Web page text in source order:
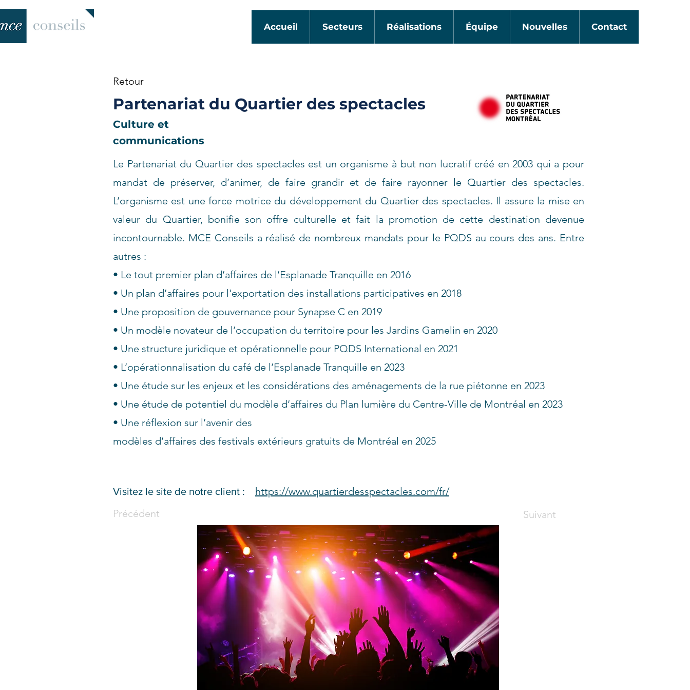
Accueil Secteurs Réalisations Équipe Nouvelles Contact
Retour
Partenariat du Quartier des spectacles
Culture et
communications
Le Partenariat du Quartier des spectacles est un organisme à but non lucratif créé en 2003 qui a pour
mandat de préserver, d’animer, de faire grandir et de faire rayonner le Quartier des spectacles.
L’organisme est une force motrice du développement du Quartier des spectacles. Il assure la mise en
valeur du Quartier, bonifie son offre culturelle et fait la promotion de cette destination devenue
incontournable. MCE Conseils a réalisé de nombreux mandats pour le PQDS au cours des ans. Entre
autres :
• Le tout premier plan d’affaires de l’Esplanade Tranquille en 2016
• Un plan d’affaires pour l'exportation des installations participatives en 2018
• Une proposition de gouvernance pour Synapse C en 2019
• Un modèle novateur de l’occupation du territoire pour les Jardins Gamelin en 2020
• Une structure juridique et opérationnelle pour PQDS International en 2021
• L’opérationnalisation du café de l’Esplanade Tranquille en 2023
• Une étude sur les enjeux et les considérations des aménagements de la rue piétonne en 2023
• Une étude de potentiel du modèle d’affaires du Plan lumière du Centre-Ville de Montréal en 2023
• Une réflexion sur l’avenir des
modèles d’affaires des festivals extérieurs gratuits de Montréal en 2025
https://www.quartierdesspectacles.com/fr/
Visitez le site de notre client :
Précédent Suivant